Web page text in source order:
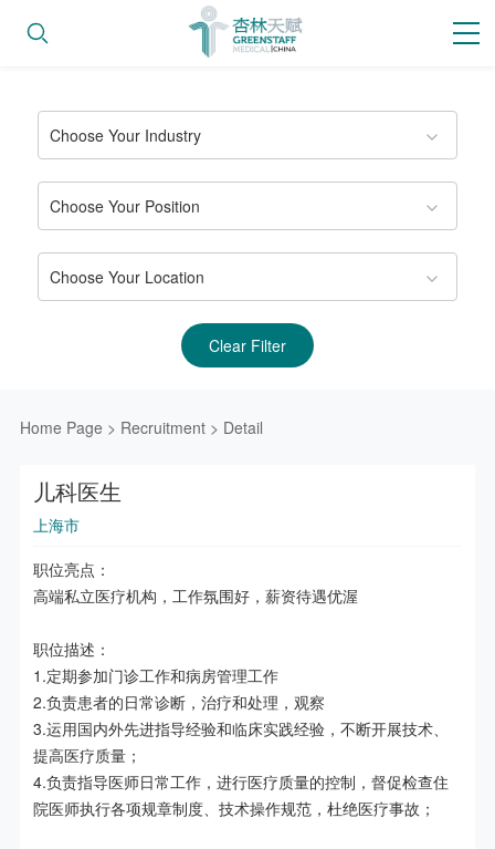
Choose Your Industry
Choose Your Position
Choose Your Location
Clear Filter
Home Page > Recruitment > Detail
儿科医生
上海市
职位亮点：
高端私立医疗机构，工作氛围好，薪资待遇优渥
职位描述：
1.定期参加门诊工作和病房管理工作
2.负责患者的日常诊断，治疗和处理，观察
3.运用国内外先进指导经验和临床实践经验，不断开展技术、
提高医疗质量；
4.负责指导医师日常工作，进行医疗质量的控制，督促检查住
院医师执行各项规章制度、技术操作规范，杜绝医疗事故；